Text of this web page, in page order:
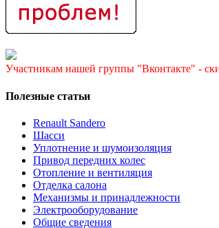
Участникам нашей группы "Вконтакте" -
Полезные статьи
Renault Sandero
Шасси
Уплотнение и шумоизоляция
Привод передних колес
Отопление и вентиляция
Отделка салона
Механизмы и принадлежности
Электрооборудование
Общие сведения